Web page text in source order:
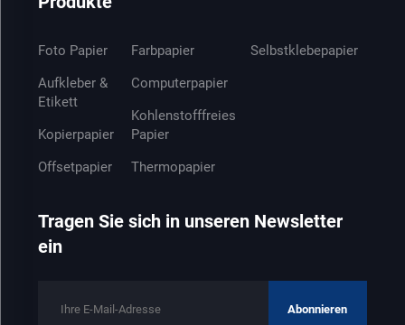
Foto Papier
Aufkleber &
Etikett
Kopierpapier
Offsetpapier
Farbpapier
Computerpapier
Kohlenstofffreies
Papier
Thermopapier
Selbstklebepapier
Tragen Sie sich in unseren Newsletter
ein
Abonnieren